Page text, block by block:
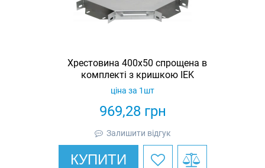
Хрестовина 400х50 спрощена в
комплекті з кришкою IEK
969,28грн
ціна за 1шт
Залишити відгук
КУПИТИ